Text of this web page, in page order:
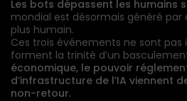
Les bots dépassent les humains
mondial est désormais généré par
plus humain.
Ces trois événements ne sont pas
forment la trinité d’un
économique, le pouvoir
d’infrastructure de l’IA viennent
non-retour.